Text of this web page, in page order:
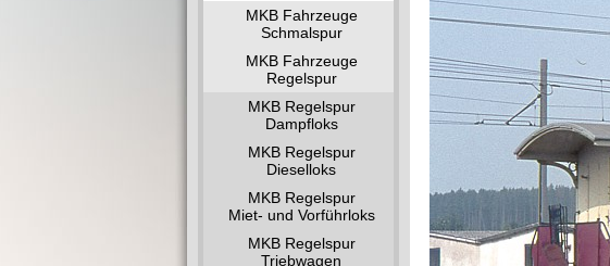
MKB Fahrzeuge
Schmalspur
MKB Fahrzeuge
Regelspur
MKB Regelspur
Dampfloks
MKB Regelspur
Dieselloks
MKB Regelspur
Miet- und Vorführloks
MKB Regelspur
Triebwagen